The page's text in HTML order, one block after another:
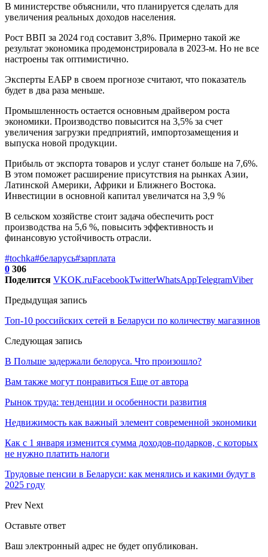
В министерстве объяснили, что планируется сделать для
увеличения реальных доходов населения.
Рост ВВП за 2024 год составит 3,8%. Примерно такой же
результат экономика продемонстрировала в 2023-м. Но не все
настроены так оптимистично.
Эксперты ЕАБР в своем прогнозе считают, что показатель
будет в два раза меньше.
Промышленность остается основным драйвером роста
экономики. Производство повысится на 3,5% за счет
увеличения загрузки предприятий, импортозамещения и
выпуска новой продукции.
Прибыль от экспорта товаров и услуг станет больше на 7,6%.
В этом поможет расширение присутствия на рынках Азии,
Латинской Америки, Африки и Ближнего Востока.
Инвестиции в основной капитал увеличатся на 3,9 %
В сельском хозяйстве стоит задача обеспечить рост
производства на 5,6 %, повысить эффективность и
финансовую устойчивость отрасли.
#tochka#беларусь#зарплата
0 306
Поделится VKOK.ruFacebookTwitterWhatsAppTelegramViber
Предыдущая запись
Топ-10 российских сетей в Беларуси по количеству магазинов
Следующая запись
В Польше задержали белоруса. Что произошло?
Вам также могут понравиться Еще от автора
Рынок труда: тенденции и особенности развития
Недвижимость как важный элемент современной экономики
Как с 1 января изменится сумма доходов-подарков, с которых
не нужно платить налоги
Трудовые пенсии в Беларуси: как менялись и какими будут в
2025 году
Prev Next
Оставьте ответ
Ваш электронный адрес не будет опубликован.